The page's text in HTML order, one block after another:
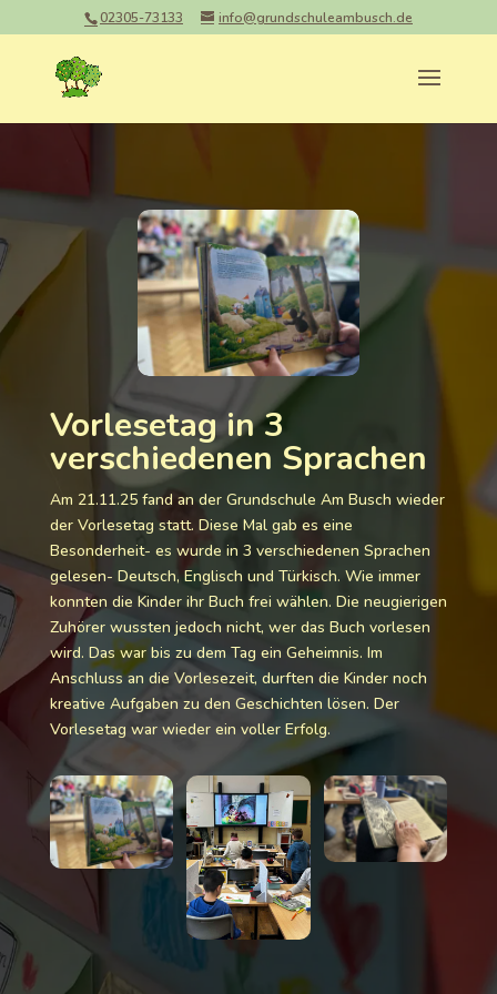
02305-73133 info@grundschuleambusch.de
Vorlesetag in 3
verschiedenen Sprachen
Am 21.11.25 fand an der Grundschule Am Busch wieder
der Vorlesetag statt. Diese Mal gab es eine
Besonderheit- es wurde in 3 verschiedenen Sprachen
gelesen- Deutsch, Englisch und Türkisch. Wie immer
konnten die Kinder ihr Buch frei wählen. Die neugierigen
Zuhörer wussten jedoch nicht, wer das Buch vorlesen
wird. Das war bis zu dem Tag ein Geheimnis. Im
Anschluss an die Vorlesezeit, durften die Kinder noch
kreative Aufgaben zu den Geschichten lösen. Der
Vorlesetag war wieder ein voller Erfolg.